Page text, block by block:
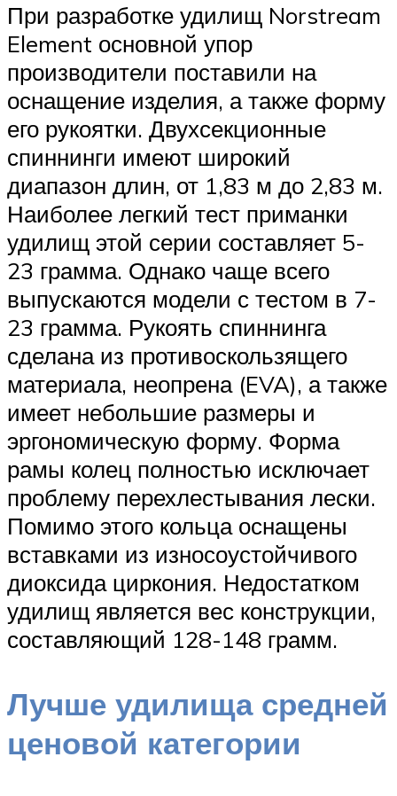
При разработке удилищ Norstream
Element основной упор
производители поставили на
оснащение изделия, а также форму
его рукоятки. Двухсекционные
спиннинги имеют широкий
диапазон длин, от 1,83 м до 2,83 м.
Наиболее легкий тест приманки
удилищ этой серии составляет 5-
23 грамма. Однако чаще всего
выпускаются модели с тестом в 7-
23 грамма. Рукоять спиннинга
сделана из противоскользящего
материала, неопрена (EVA), а также
имеет небольшие размеры и
эргономическую форму. Форма
рамы колец полностью исключает
проблему перехлестывания лески.
Помимо этого кольца оснащены
вставками из износоустойчивого
диоксида циркония. Недостатком
удилищ является вес конструкции,
составляющий 128-148 грамм.
Лучше удилища средней
ценовой категории